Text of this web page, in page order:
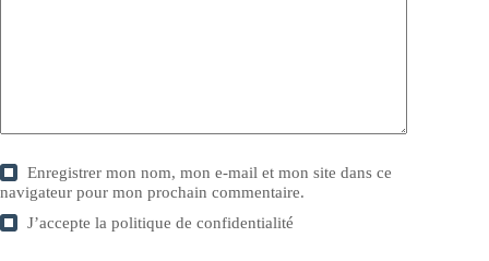
Enregistrer mon nom, mon e-mail et mon site dans ce
navigateur pour mon prochain commentaire.
J’accepte lapolitique de confidentialité